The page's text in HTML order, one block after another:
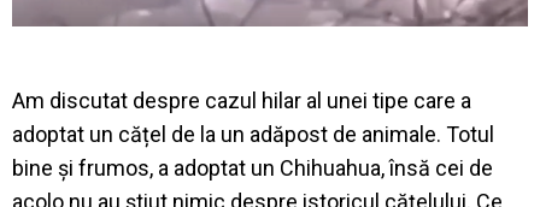
Am discutat despre cazul hilar al unei tipe care a
adoptat un cățel de la un adăpost de animale. Totul
bine și frumos, a adoptat un Chihuahua, însă cei de
acolo nu au știut nimic despre istoricul cățelului. Ce